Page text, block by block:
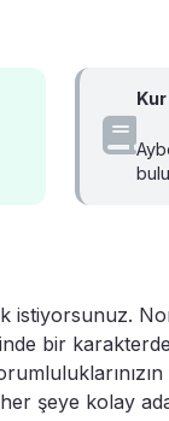
istiyorsunuz.
bir
her şeye kolay